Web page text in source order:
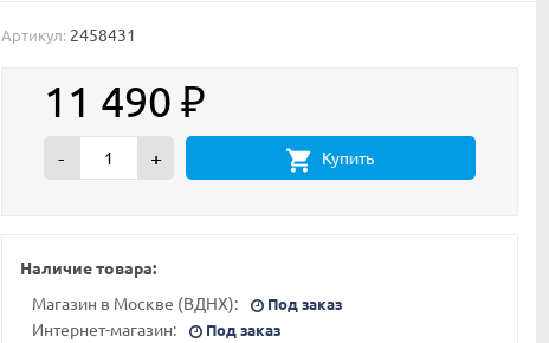
Артикул: 2458431
11 490 ₽
- + Купить
Наличие товара:
Магазин в Москве (ВДНХ):
Под заказ
Интернет-магазин: Под заказ